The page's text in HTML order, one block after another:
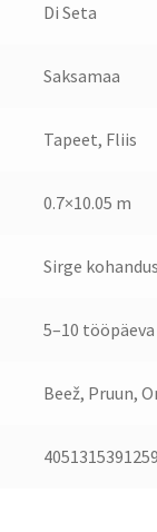
Di Seta
Saksamaa
Tapeet, Fliis
0.7×10.05 m
Sirge
5–10 tööpäeva
Beež, Pruun,
4051315391259